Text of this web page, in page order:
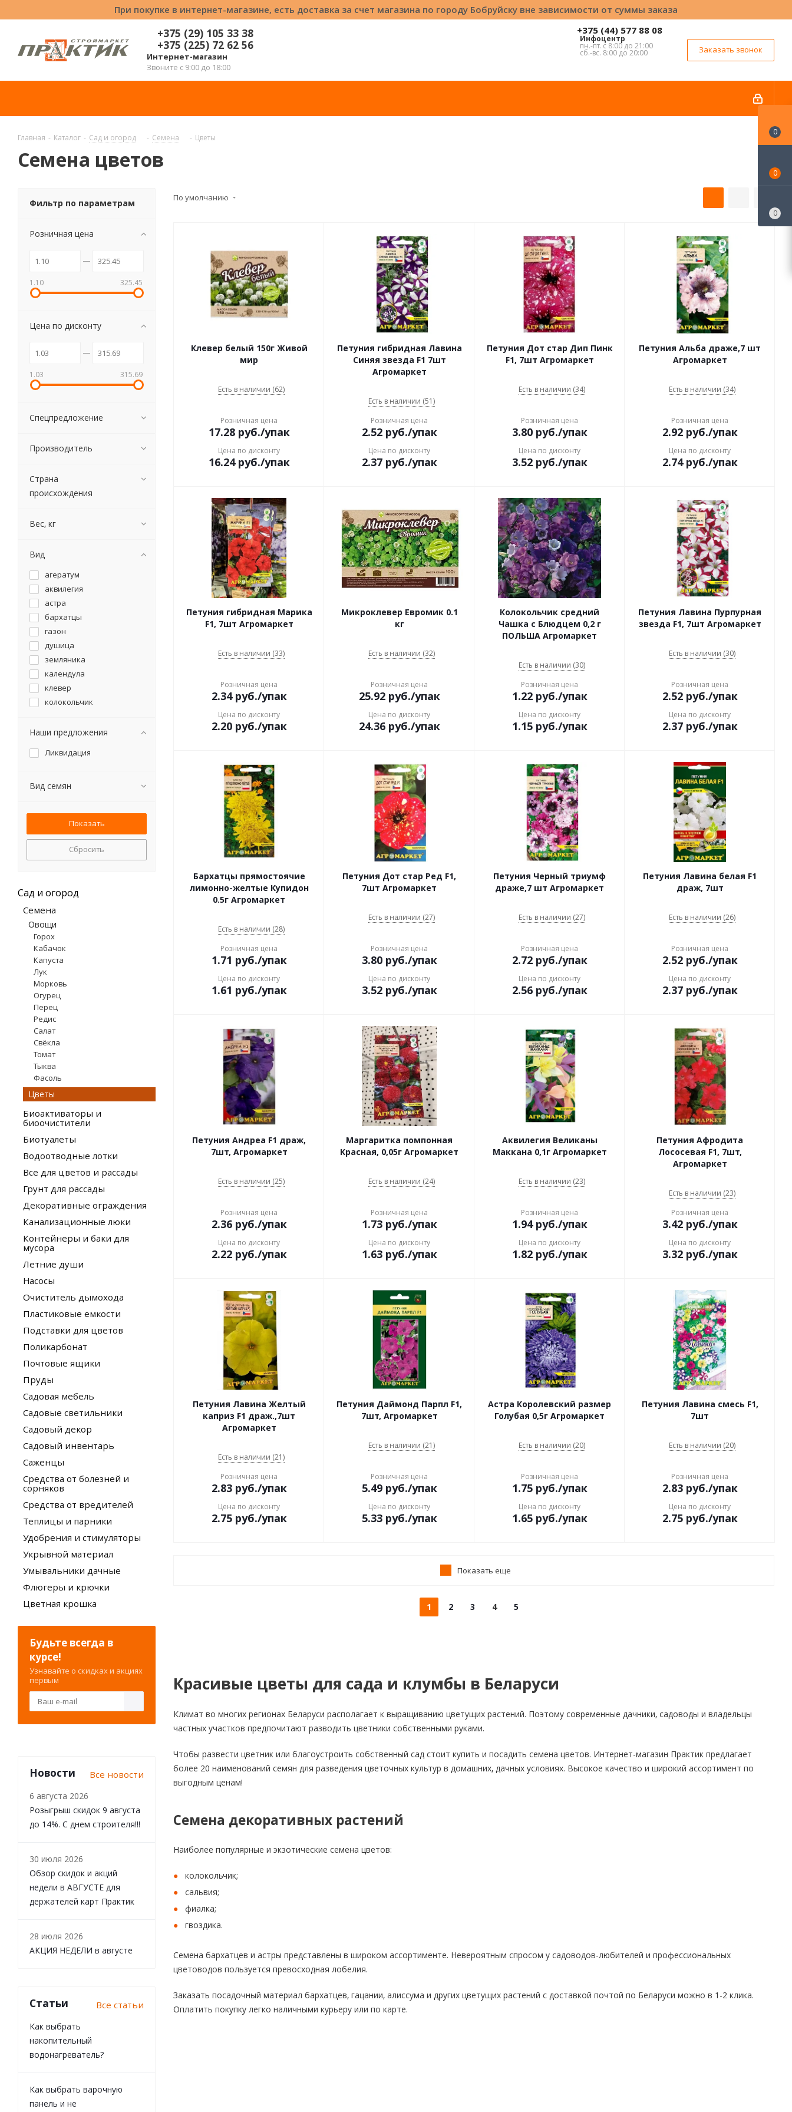
При покупке в интернет-магазине, есть доставка за счет магазина по городу Бобруйску вне зависимости от суммы заказа
+375 (29) 105 33 38
+375 (225) 72 62 56
Интернет-магазин
Звоните с 9:00 до 18:00
+375 (44) 577 88 08
Инфоцентр
пн.-пт. с 8:00 до 21:00
сб.-вс. 8:00 до 20:00 Заказать звонок
Главная - Каталог - Сад и огород - Семена - Цветы
Семена цветов
По умолчанию
Клевер белый 150г Живой
мир
Есть в наличии (62)
Розничная цена
17.28руб./упак
Цена по дисконту
16.24руб./упак
Петуния гибридная Лавина
Синяя звезда F1 7шт
Агромаркет
Есть в наличии (51)
Розничная цена
2.52руб./упак
Цена по дисконту
2.37руб./упак
Петуния Дот стар Дип Пинк
F1, 7шт Агромаркет
Есть в наличии (34)
Розничная цена
3.80руб./упак
Цена по дисконту
3.52руб./упак
Петуния Альба драже,7 шт
Агромаркет
Есть в наличии (34)
Розничная цена
2.92руб./упак
Цена по дисконту
2.74руб./упак
Петуния гибридная Марика
F1, 7шт Агромаркет
Есть в наличии (33)
Розничная цена
2.34руб./упак
Цена по дисконту
2.20руб./упак
Микроклевер Евромик 0.1
кг
Есть в наличии (32)
Розничная цена
25.92руб./упак
Цена по дисконту
24.36руб./упак
Колокольчик средний
Чашка с Блюдцем 0,2 г
ПОЛЬША Агромаркет
Есть в наличии (30)
Розничная цена
1.22руб./упак
Цена по дисконту
1.15руб./упак
Петуния Лавина Пурпурная
звезда F1, 7шт Агромаркет
Есть в наличии (30)
Розничная цена
2.52руб./упак
Цена по дисконту
2.37руб./упак
Бархатцы прямостоячие
лимонно-желтые Купидон
0.5г Агромаркет
Есть в наличии (28)
Розничная цена
1.71 руб./упак
Цена по дисконту
1.61 руб./упак
Петуния Дот стар Ред F1,
7шт Агромаркет
Есть в наличии (27)
Розничная цена
3.80руб./упак
Цена по дисконту
3.52руб./упак
Петуния Черный триумф
драже,7 шт Агромаркет
Есть в наличии (27)
Розничная цена
2.72руб./упак
Цена по дисконту
2.56руб./упак
Петуния Лавина белая F1
драж, 7шт
Есть в наличии (26)
Розничная цена
2.52руб./упак
Цена по дисконту
2.37руб./упак
Петуния Андреа F1 драж,
7шт, Агромаркет
Есть в наличии (25)
Розничная цена
2.36руб./упак
Цена по дисконту
2.22руб./упак
Маргаритка помпонная
Красная, 0,05г Агромаркет
Есть в наличии (24)
Розничная цена
1.73руб./упак
Цена по дисконту
1.63руб./упак
Аквилегия Великаны
Маккана 0,1г Агромаркет
Есть в наличии (23)
Розничная цена
1.94руб./упак
Цена по дисконту
1.82руб./упак
Петуния Афродита
Лососевая F1, 7шт,
Агромаркет
Есть в наличии (23)
Розничная цена
3.42руб./упак
Цена по дисконту
3.32руб./упак
Петуния Лавина Желтый
каприз F1 драж.,7шт
Агромаркет
Есть в наличии (21)
Розничная цена
2.83руб./упак
Цена по дисконту
2.75руб./упак
Петуния Даймонд Парпл F1,
7шт, Агромаркет
Есть в наличии (21)
Розничная цена
5.49руб./упак
Цена по дисконту
5.33руб./упак
Астра Королевский размер
Голубая 0,5г Агромаркет
Есть в наличии (20)
Розничная цена
1.75руб./упак
Цена по дисконту
1.65руб./упак
Петуния Лавина смесь F1,
7шт
Есть в наличии (20)
Розничная цена
2.83руб./упак
Цена по дисконту
2.75руб./упак
Показать еще
1 2 3 4 5
Красивые цветы для сада и клумбы в Беларуси
Климат во многих регионах Беларуси располагает к выращиванию цветущих растений. Поэтому современные дачники, садоводы и владельцы
частных участков предпочитают разводить цветники собственными руками.
Чтобы развести цветник или благоустроить собственный сад стоит купить и посадить семена цветов. Интернет-магазин Практик предлагает
более 20 наименований семян для разведения цветочных культур в домашних, дачных условиях. Высокое качество и широкий ассортимент по
выгодным ценам!
Семена декоративных растений
Наиболее популярные и экзотические семена цветов:
колокольчик;
сальвия;
фиалка;
гвоздика.
Семена бархатцев и астры представлены в широком ассортименте. Невероятным спросом у садоводов-любителей и профессиональных
цветоводов пользуется превосходная лобелия.
Заказать посадочный материал бархатцев, гацании, алиссума и других цветущих растений с доставкой почтой по Беларуси можно в 1-2 клика.
Оплатить покупку легко наличными курьеру или по карте.
Фильтр по параметрам
Розничная цена
1.10 325.45
Цена по дисконту
1.03 315.69
Спецпредложение
Производитель
Страна
происхождения
Вес, кг
Вид
агератум
аквилегия
астра
бархатцы
газон
душица
земляника
календула
клевер
колокольчик
люпин
мелисса
настурция
петуния
подсолнечник
пшеница
ромашка аптечная
цинния
шток-роза
эхинацея
Наши предложения
Ликвидация
Вид семян
Сбросить
Сад и огород
Семена
Овощи
Горох
Кабачок
Капуста
Лук
Морковь
Огурец
Перец
Редис
Салат
Свёкла
Томат
Тыква
Фасоль
Цветы
Биоактиваторы и
биоочистители
Биотуалеты
Водоотводные лотки
Все для цветов и рассады
Грунт для рассады
Декоративные ограждения
Канализационные люки
Контейнеры и баки для
мусора
Летние души
Насосы
Очиститель дымохода
Пластиковые емкости
Подставки для цветов
Поликарбонат
Почтовые ящики
Пруды
Садовая мебель
Садовые светильники
Садовый декор
Садовый инвентарь
Саженцы
Средства от болезней и
сорняков
Средства от вредителей
Теплицы и парники
Удобрения и стимуляторы
Укрывной материал
Умывальники дачные
Флюгеры и крючки
Цветная крошка
Будьте всегда в
курсе!
Узнавайте о скидках и акциях
первым
Новости Все новости
6 августа 2026
Розыгрыш скидок 9 августа
до 14%. С днем строителя!!!
30 июля 2026
Обзор скидок и акций
недели в АВГУСТЕ для
держателей карт Практик
28 июля 2026
АКЦИЯ НЕДЕЛИ в августе
Статьи Все статьи
Как выбрать
накопительный
водонагреватель?
Как выбрать варочную
панель и не
0
0
0